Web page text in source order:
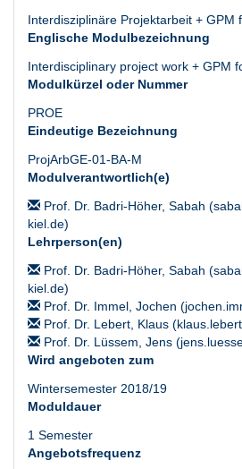
Interdisziplinäre Projektarbeit + GPM
Englische Modulbezeichnung
Interdisciplinary project work + GPM
Modulkürzel oder Nummer
PROE
Eindeutige Bezeichnung
ProjArbGE-01-BA-M
Modulverantwortlich(e)
Prof. Dr. Badri-Höher, Sabah
kiel.de)
Lehrperson(en)
Prof. Dr. Badri-Höher, Sabah
kiel.de)
Prof. Dr. Immel, Jochen
Prof. Dr. Lebert, Klaus
Prof. Dr. Lüssem, Jens
Wird angeboten zum
Wintersemester 2018/19
Moduldauer
1 Semester
Angebotsfrequenz